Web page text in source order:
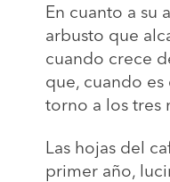
En cuanto a su
arbusto que
cuando crece
que, cuando
torno a los tres
Las hojas del
primer año,